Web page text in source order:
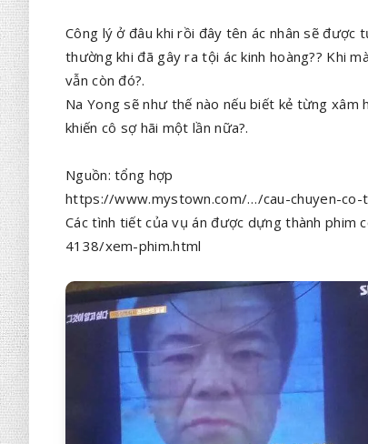
Công lý ở đâu khi rồi đây tên ác nhân sẽ được
thường khi đã gây ra tội ác kinh hoàng?? Khi
vẫn còn đó?.
Na Yong sẽ như thế nào nếu biết kẻ từng xâm
khiến cô sợ hãi một lần nữa?.
Nguồn: tổng hợp
https://www.mystown.com/…/cau-chuyen-
Các tình tiết của vụ án được dựng thành
4138/xem-phim.html